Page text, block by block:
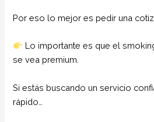
Por eso lo mejor es pedir una
Lo importante es que el
se vea premium.
Si estás buscando un servicio
rápido…